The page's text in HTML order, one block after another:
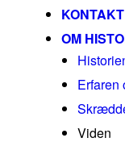
KONTAKT
OM
Erfaren
Viden